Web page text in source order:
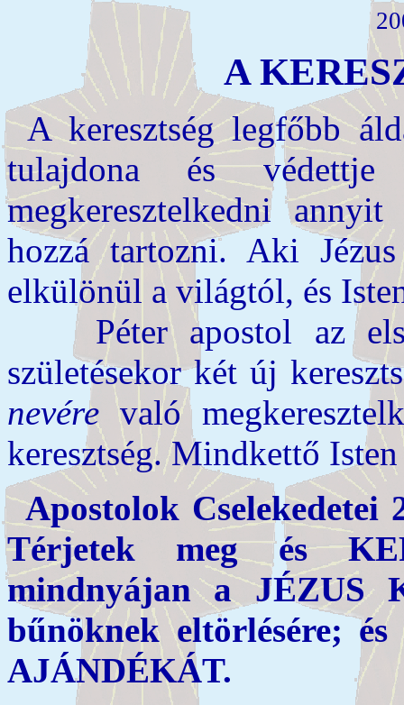
A
A keresztség legfőbb
tulajdona és
megkeresztelkedni
hozzá tartozni. Aki
elkülönül a világtól, és
Péter apostol az első
születésekor két új
nevére való
keresztség. Mindkettő
Apostolok Cselekedetei
Térjetek meg és
mindnyájan a JÉZUS
bűnöknek eltörlésére;
AJÁNDÉKÁT.